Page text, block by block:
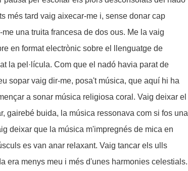
més tard vaig aixecar-me i, sense donar cap
una truita francesa de dos ous. Me la vaig
en format electrònic sobre el llenguatge de
la pel·lícula. Com que el nadó havia parat de
sopar vaig dir-me, posa't música, que aquí hi ha
a sonar música religiosa coral. Vaig deixar el
gairebé buida, la música ressonava com si fos una
deixar que la música m'impregnés de mica en
es van anar relaxant. Vaig tancar els ulls
era menys meu i més d'unes harmonies celestials.